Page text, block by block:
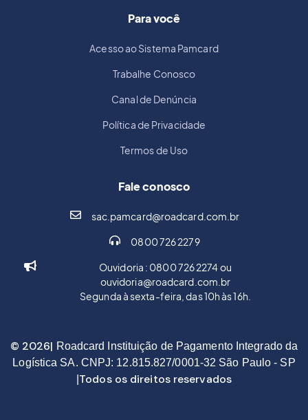
Para você
Acesso ao Sistema Pamcard
Trabalhe Conosco
Canal de Denúncia
Política de Privacidade
Termos de Uso
Fale conosco
sac.pamcard@roadcard.com.br
0800 726 2279
Ouvidoria : 0800 726 2274 ou
ouvidoria@roadcard.com.br
Segunda à sexta-feira, das 10h às 16h.
© 2026| Roadcard Instituição de Pagamento Integrado da
Logística SA. CNPJ: 12.815.827/0001-32 São Paulo - SP
Todos os direitos reservados